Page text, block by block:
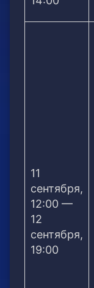
11
сентября,
12:00 —
12
сентября,
19:00